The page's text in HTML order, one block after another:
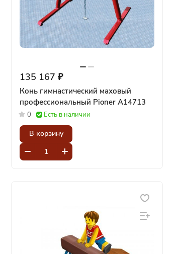
135 167 ₽
Конь гимнастический маховый
профессиональный Pioner A14713
0 Есть в наличии
В корзину